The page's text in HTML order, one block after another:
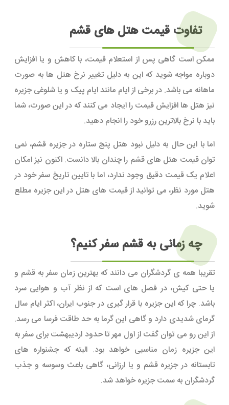
تفاوت قیمت هتل های قشم
ممکن است گاهی پس از استعلام قیمت، با کاهش و یا افزایش
دوباره مواجه شوید که این به دلیل تغییر نرخ هتل ها به صورت
ماهانه می باشد. در برخی از ایام مانند ایام پیک و یا شلوغی جزیره
نیز هتل ها افزایش قیمت را ایجاد می کنند که در این صورت، شما
باید با نرخ بالاترین رزرو خود را انجام دهید.
اما با این حال به دلیل نبود هتل پنج ستاره در جزیره قشم، نمی
توان قیمت هتل های قشم را چندان بالا دانست. اکنون نیز امکان
اعلام یک قیمت دقیق وجود ندارد، اما با تایین تاریخ سفر خود در
هتل مورد نظر، می توانید از قیمت های هتل در این جزیره مطلع
شوید.
چه زمانی به قشم سفر کنیم؟
تقریبا همه ی گردشگران می دانند که بهترین زمان سفر به قشم و
یا حتی کیش، در فصل های است که از نظر آب و هوایی سرد
باشد. چرا که این جزیره با قرار گیری در جنوب ایران، اکثر ایام سال
گرمای شدیدی دارد و گاهی این گرما به حد طاقت فرسا می رسد.
از این رو می توان گفت از اول مهر تا حدود اردیبهشت برای سفر به
این جزیره زمان مناسبی خواهد بود. البته که جشنواره های
تابستانه در جزیره قشم و یا ارزانی، گاهی باعث وسوسه و جذب
گردشگران به سمت جزیره خواهد شد.